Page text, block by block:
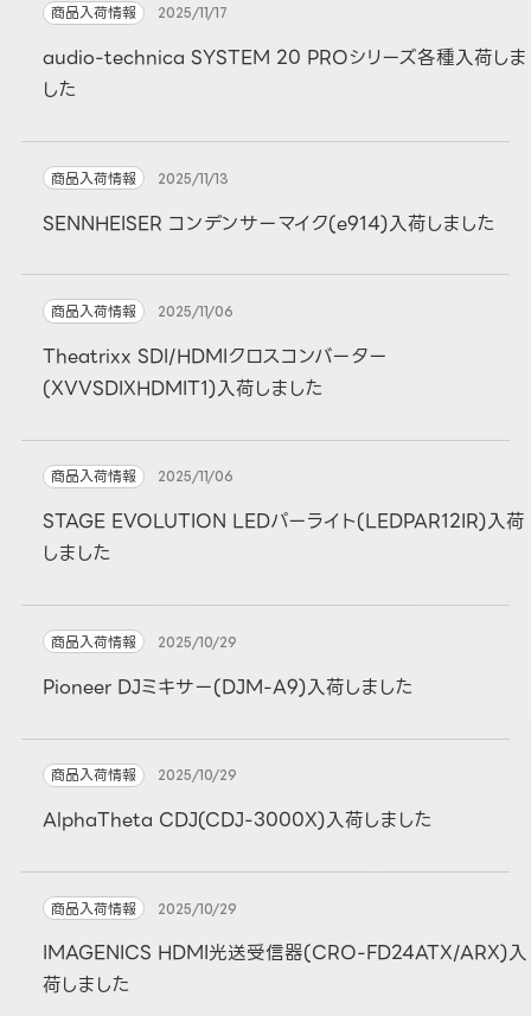
商品入荷情報 2025/11/17
audio-technica SYSTEM 20 PROシリーズ各種入荷しま
した
商品入荷情報 2025/11/13
SENNHEISER コンデンサーマイク(e914)入荷しました
商品入荷情報 2025/11/06
Theatrixx SDI/HDMIクロスコンバーター
(XVVSDIXHDMIT1)入荷しました
商品入荷情報 2025/11/06
STAGE EVOLUTION LEDパーライト(LEDPAR12IR)入荷
しました
商品入荷情報 2025/10/29
Pioneer DJミキサー(DJM-A9)入荷しました
商品入荷情報 2025/10/29
AlphaTheta CDJ(CDJ-3000X)入荷しました
商品入荷情報 2025/10/29
IMAGENICS HDMI光送受信器(CRO-FD24ATX/ARX)入
荷しました